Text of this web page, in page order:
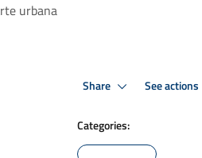
urbana
Share See actions
Categories: